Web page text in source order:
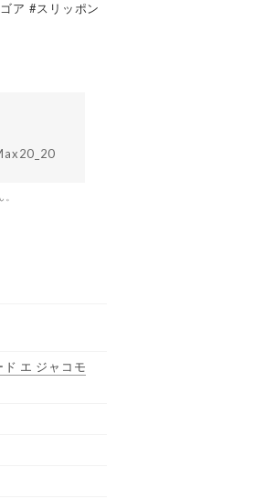
ア #スリッポン
ド エ ジャコモ